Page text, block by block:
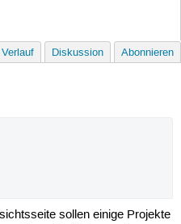
Verlauf Diskussion Abonnieren
sollen einige Projekte